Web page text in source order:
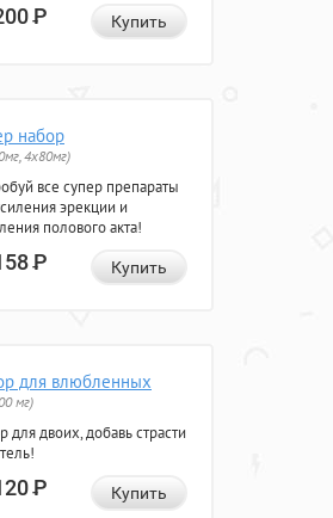
Р Купить
набор
4х80мг)
все супер препараты
эрекции и
полового акта!
Р Купить
для влюбленных
мг)
для двоих, добавь страсти
Р Купить